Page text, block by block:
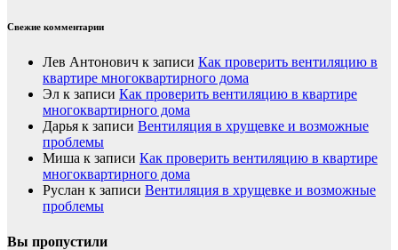
Свежие комментарии
Лев Антонович к записи Как проверить вентиляцию в
квартире многоквартирного дома
Эл к записи Как проверить вентиляцию в квартире
многоквартирного дома
Дарья к записи Вентиляция в хрущевке и возможные
проблемы
Миша к записи Как проверить вентиляцию в квартире
многоквартирного дома
Руслан к записи Вентиляция в хрущевке и возможные
проблемы
Вы пропустили